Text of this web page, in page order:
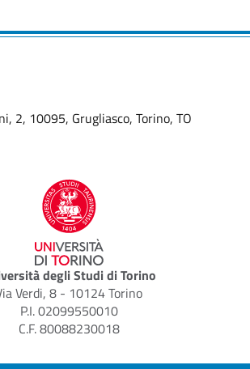
2, 10095, Grugliasco, Torino, TO
degli Studi di Torino
Verdi, 8 - 10124 Torino
P.I. 02099550010
C.F. 80088230018